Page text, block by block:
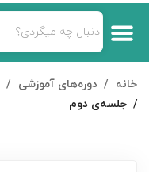
خانه دوره‌های آموزشی
جلسه‌ی دوم